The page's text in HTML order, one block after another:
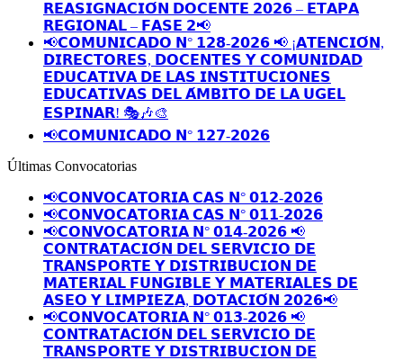
𝗥𝗘𝗔𝗦𝗜𝗚𝗡𝗔𝗖𝗜𝗢́𝗡 𝗗𝗢𝗖𝗘𝗡𝗧𝗘 𝟮𝟬𝟮𝟲 – 𝗘𝗧𝗔𝗣𝗔
𝗥𝗘𝗚𝗜𝗢𝗡𝗔𝗟 – 𝗙𝗔𝗦𝗘 𝟮📢
📢𝗖𝗢𝗠𝗨𝗡𝗜𝗖𝗔𝗗𝗢 𝗡° 𝟭𝟮𝟴-𝟮𝟬𝟮𝟲 📢 ¡𝗔𝗧𝗘𝗡𝗖𝗜𝗢́𝗡,
𝗗𝗜𝗥𝗘𝗖𝗧𝗢𝗥𝗘𝗦, 𝗗𝗢𝗖𝗘𝗡𝗧𝗘𝗦 𝗬 𝗖𝗢𝗠𝗨𝗡𝗜𝗗𝗔𝗗
𝗘𝗗𝗨𝗖𝗔𝗧𝗜𝗩𝗔 𝗗𝗘 𝗟𝗔𝗦 𝗜𝗡𝗦𝗧𝗜𝗧𝗨𝗖𝗜𝗢𝗡𝗘𝗦
𝗘𝗗𝗨𝗖𝗔𝗧𝗜𝗩𝗔𝗦 𝗗𝗘𝗟 𝗔́𝗠𝗕𝗜𝗧𝗢 𝗗𝗘 𝗟𝗔 𝗨𝗚𝗘𝗟
𝗘𝗦𝗣𝗜𝗡𝗔𝗥! 🎭🎶🎨
📢𝗖𝗢𝗠𝗨𝗡𝗜𝗖𝗔𝗗𝗢 𝗡° 𝟭𝟮𝟳-𝟮𝟬𝟮𝟲
Últimas Convocatorias
📢𝗖𝗢𝗡𝗩𝗢𝗖𝗔𝗧𝗢𝗥𝗜𝗔 𝗖𝗔𝗦 𝗡° 𝟬𝟭𝟮-𝟮𝟬𝟮𝟲
📢𝗖𝗢𝗡𝗩𝗢𝗖𝗔𝗧𝗢𝗥𝗜𝗔 𝗖𝗔𝗦 𝗡° 𝟬𝟭𝟭-𝟮𝟬𝟮𝟲
📢𝗖𝗢𝗡𝗩𝗢𝗖𝗔𝗧𝗢𝗥𝗜𝗔 𝗡° 𝟬𝟭𝟰-𝟮𝟬𝟮𝟲 📢
𝗖𝗢𝗡𝗧𝗥𝗔𝗧𝗔𝗖𝗜𝗢́𝗡 𝗗𝗘𝗟 𝗦𝗘𝗥𝗩𝗜𝗖𝗜𝗢 𝗗𝗘
𝗧𝗥𝗔𝗡𝗦𝗣𝗢𝗥𝗧𝗘 𝗬 𝗗𝗜𝗦𝗧𝗥𝗜𝗕𝗨𝗖𝗜𝗢𝗡 𝗗𝗘
𝗠𝗔𝗧𝗘𝗥𝗜𝗔𝗟 𝗙𝗨𝗡𝗚𝗜𝗕𝗟𝗘 𝗬 𝗠𝗔𝗧𝗘𝗥𝗜𝗔𝗟𝗘𝗦 𝗗𝗘
𝗔𝗦𝗘𝗢 𝗬 𝗟𝗜𝗠𝗣𝗜𝗘𝗭𝗔, 𝗗𝗢𝗧𝗔𝗖𝗜𝗢́𝗡 𝟮𝟬𝟮𝟲📢
📢𝗖𝗢𝗡𝗩𝗢𝗖𝗔𝗧𝗢𝗥𝗜𝗔 𝗡° 𝟬𝟭𝟯-𝟮𝟬𝟮𝟲 📢
𝗖𝗢𝗡𝗧𝗥𝗔𝗧𝗔𝗖𝗜𝗢́𝗡 𝗗𝗘𝗟 𝗦𝗘𝗥𝗩𝗜𝗖𝗜𝗢 𝗗𝗘
𝗧𝗥𝗔𝗡𝗦𝗣𝗢𝗥𝗧𝗘 𝗬 𝗗𝗜𝗦𝗧𝗥𝗜𝗕𝗨𝗖𝗜𝗢𝗡 𝗗𝗘